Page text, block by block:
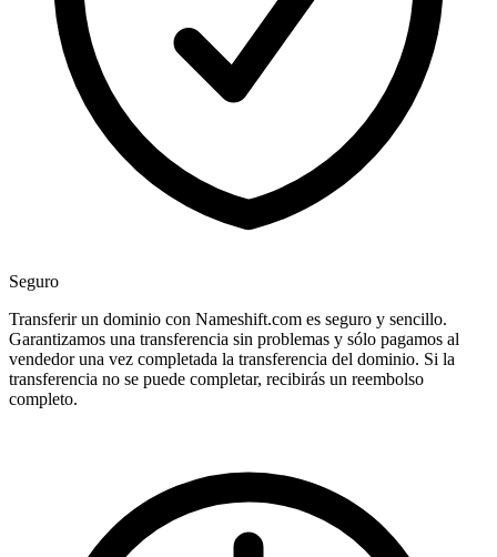
Seguro
Transferir un dominio con Nameshift.com es seguro y sencillo.
Garantizamos una transferencia sin problemas y sólo pagamos al
vendedor una vez completada la transferencia del dominio. Si la
transferencia no se puede completar, recibirás un reembolso
completo.